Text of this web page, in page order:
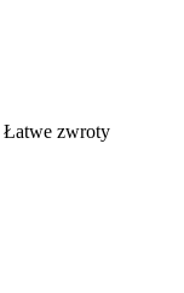
Łatwe zwroty